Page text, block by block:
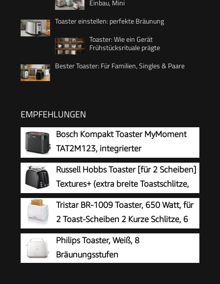
Einbau, Mini
Toaster einstellen: perfekte Bräunung
Toaster: Wie ein Gerät
Frühstücksrituale prägte
Bester Toaster: Für Familien, Singles & Paare
EMPFEHLUNGEN
Bosch Kompakt Toaster MyMoment
TAT2M123, integrierter
Brötchenaufsatz, mit Auftaufunktion,
mit Abschaltautomatik, Liftfunktion,
Brotzentrierung, perfekt für 2 Scheiben, 800
Watt, Schwarz matt
Russell Hobbs Toaster [für 2 Scheiben]
Textures+ (extra breite Toastschlitze,
inkl. Brötchenaufsatz & integrierte
Toast-Zange, 6 Bräunungsstufen + Auftau- &
Aufwärmfunktion, 850W) 22601-56
Tristar BR-1009 Toaster, 650 Watt, für
2 Toast-Scheiben 2 Kurze Schlitze, 6
Bräunungsstufen und
Aufwärmfunktion für Brötchen – Weiß
Philips Toaster, Weiß, 8
Bräunungsstufen